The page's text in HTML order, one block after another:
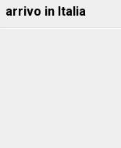
arrivo in Italia